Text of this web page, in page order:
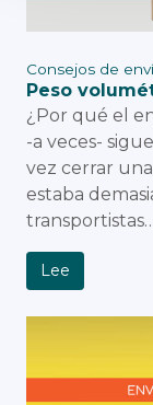
Consejos de
Peso
¿Por qué el
-a veces-
vez cerrar
estaba
Lee